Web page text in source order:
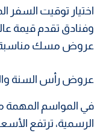
اختيار توقيت السفر
وفنادق تقدم قيمة
عروض مسك مناسبة
عروض رأس السنة
في المواسم المهمة
الرسمية، ترتفع